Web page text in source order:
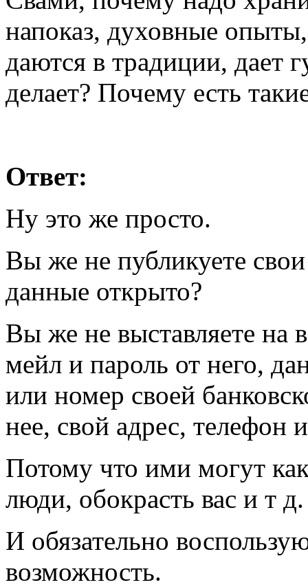
напоказ, духовные
даются в традиции, дает
делает? Почему есть
Ответ:
Ну это же просто.
Вы же не публикуете
данные открыто?
Вы же не выставляете на
мейл и пароль от него,
или номер своей
нее, свой адрес, телефон
Потому что ими могут
люди, обокрасть вас и т д.
И обязательно
возможность.